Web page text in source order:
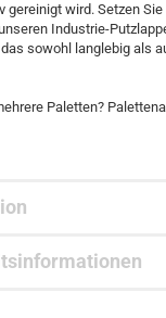
gereinigt wird. Setzen
Industrie-
sowohl langlebig als
Paletten?